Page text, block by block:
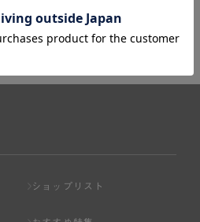
ショップリスト